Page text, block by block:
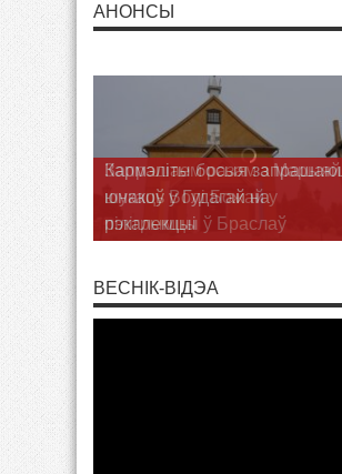
АНОНСЫ
Запрашаем разам з Марыяй
шукаць Волі Божай у
пілігрымцы ў Браслаў
ВЕСНІК-ВІДЭА